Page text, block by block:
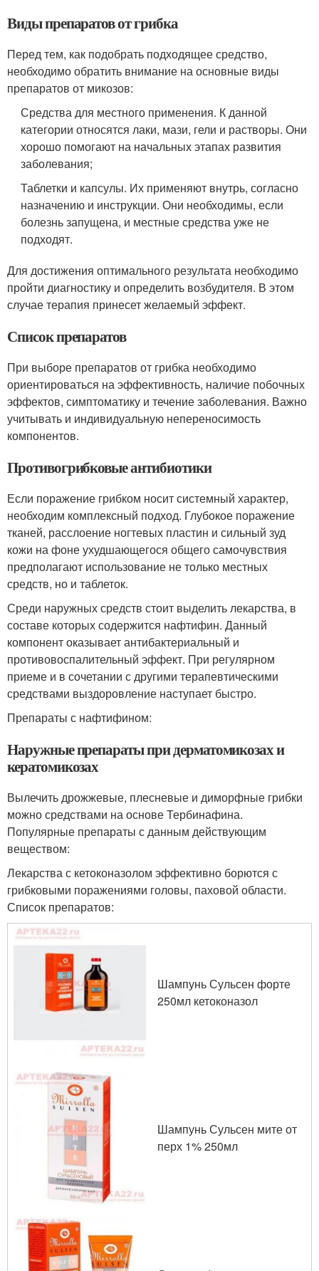
Виды препаратов от грибка
Перед тем, как подобрать подходящее средство,
необходимо обратить внимание на основные виды
препаратов от микозов:
Средства для местного применения. К данной
категории относятся лаки, мази, гели и растворы. Они
хорошо помогают на начальных этапах развития
заболевания;
Таблетки и капсулы. Их применяют внутрь, согласно
назначению и инструкции. Они необходимы, если
болезнь запущена, и местные средства уже не
подходят.
Для достижения оптимального результата необходимо
пройти диагностику и определить возбудителя. В этом
случае терапия принесет желаемый эффект.
Список препаратов
При выборе препаратов от грибка необходимо
ориентироваться на эффективность, наличие побочных
эффектов, симптоматику и течение заболевания. Важно
учитывать и индивидуальную непереносимость
компонентов.
Противогрибковые антибиотики
Если поражение грибком носит системный характер,
необходим комплексный подход. Глубокое поражение
тканей, расслоение ногтевых пластин и сильный зуд
кожи на фоне ухудшающегося общего самочувствия
предполагают использование не только местных
средств, но и таблеток.
Среди наружных средств стоит выделить лекарства, в
составе которых содержится нафтифин. Данный
компонент оказывает антибактериальный и
противовоспалительный эффект. При регулярном
приеме и в сочетании с другими терапевтическими
средствами выздоровление наступает быстро.
Препараты с нафтифином:
Наружные препараты при дерматомикозах и
кератомикозах
Вылечить дрожжевые, плесневые и диморфные грибки
можно средствами на основе Тербинафина.
Популярные препараты с данным действующим
веществом:
Лекарства с кетоконазолом эффективно борются с
грибковыми поражениями головы, паховой области.
Список препаратов:
Шампунь Сульсен форте
250мл кетоконазол
Шампунь Сульсен мите от
перх 1% 250мл